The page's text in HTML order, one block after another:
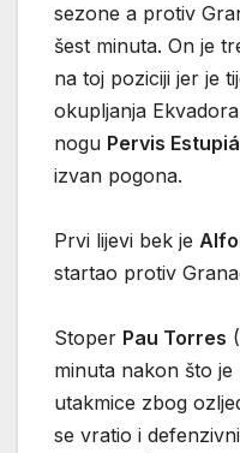
sezone a protiv
šest minuta. On je
na toj poziciji jer je
okupljanja
nogu Pervis
izvan pogona.
Prvi lijevi bek je
startao protiv
Stoper Pau Torres
minuta nakon što
utakmice zbog
se vratio i